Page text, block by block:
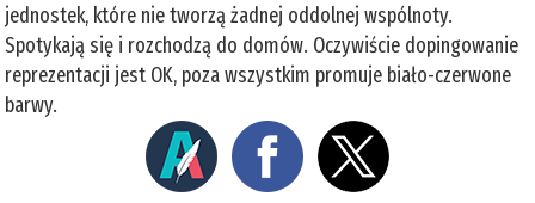
jednostek, które nie tworzą żadnej oddolnej wspólnoty.
Spotykają się i rozchodzą do domów. Oczywiście dopingowanie
reprezentacji jest OK, poza wszystkim promuje biało-czerwone
barwy.